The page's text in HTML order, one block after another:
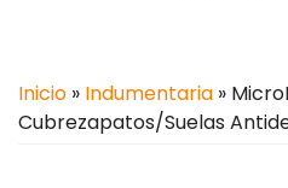
Inicio » Indumentaria »
Cubrezapatos/suelas